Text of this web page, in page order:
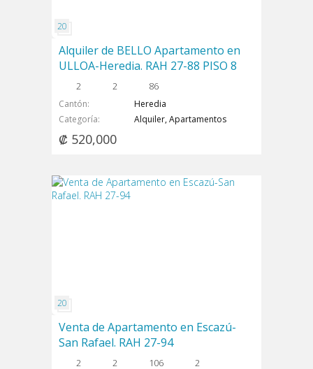
Alquiler de BELLO Apartamento en
ULLOA-Heredia. RAH 27-88 PISO 8
2 2 86
Cantón
Heredia
Categoría
Alquiler, Apartamentos
₡ 520,000
Venta de Apartamento en Escazú-
San Rafael. RAH 27-94
2 2 106 2